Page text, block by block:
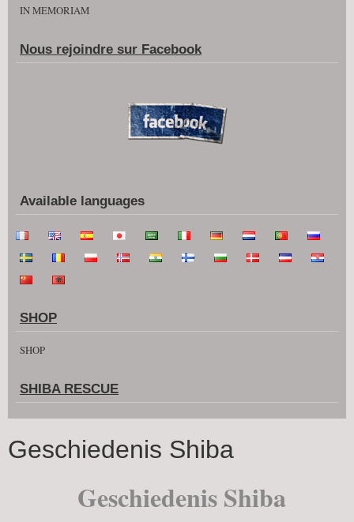
IN MEMORIAM
Nous rejoindre sur Facebook
Available languages
SHOP
SHOP
SHIBA RESCUE
Geschiedenis Shiba
Geschiedenis Shiba